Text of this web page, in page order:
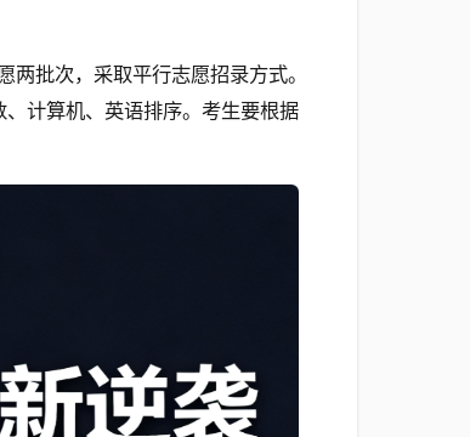
批次，采取平行志愿招录方式。
计算机、英语排序。考生要根据